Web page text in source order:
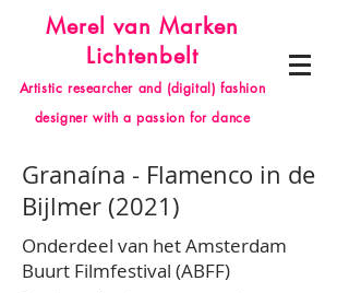
Merel van Marken
Lichtenbelt
Artistic researcher and (digital) fashion
designer with a passion for dance
Granaína - Flamenco in de
Bijlmer (2021)
Onderdeel van het Amsterdam
Buurt Filmfestival (ABFF)